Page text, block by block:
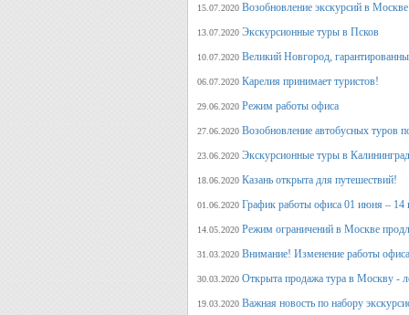
15.07.2020 Возобновление экскурсий в
13.07.2020 Экскурсионные туры в Псков
10.07.2020 Великий Новгород,
06.07.2020 Карелия принимает туристов!
29.06.2020 Режим работы офиса
27.06.2020 Возобновление автобусных туров
23.06.2020 Экскурсионные туры в
18.06.2020 Казань открыта для путешествий!
01.06.2020 График работы офиса 01 июня – 14
14.05.2020 Режим ограничений в Москве
31.03.2020 Внимание! Изменение работы
30.03.2020 Открыта продажа тура в Москву -
19.03.2020 Важная новость по набору